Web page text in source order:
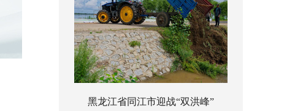
黑龙江省同江市迎战“双洪峰”